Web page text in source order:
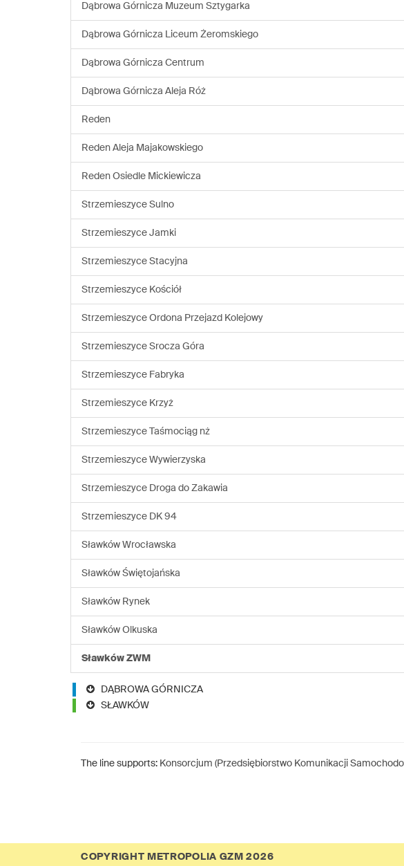
Dąbrowa Górnicza Muzeum Sztygarka
Dąbrowa Górnicza Liceum Żeromskiego
Dąbrowa Górnicza Centrum
Dąbrowa Górnicza Aleja Róż
Reden
Reden Aleja Majakowskiego
Reden Osiedle Mickiewicza
Strzemieszyce Sulno
Strzemieszyce Jamki
Strzemieszyce Stacyjna
Strzemieszyce Kościół
Strzemieszyce Ordona Przejazd Kolejowy
Strzemieszyce Srocza Góra
Strzemieszyce Fabryka
Strzemieszyce Krzyż
Strzemieszyce Taśmociąg nż
Strzemieszyce Wywierzyska
Strzemieszyce Droga do Zakawia
Strzemieszyce DK 94
Sławków Wrocławska
Sławków Świętojańska
Sławków Rynek
Sławków Olkuska
Sławków ZWM
DĄBROWA GÓRNICZA
SŁAWKÓW
The line supports: Konsorcjum (Przedsiębiorstwo Komunikacji
COPYRIGHT METROPOLIA GZM 2026